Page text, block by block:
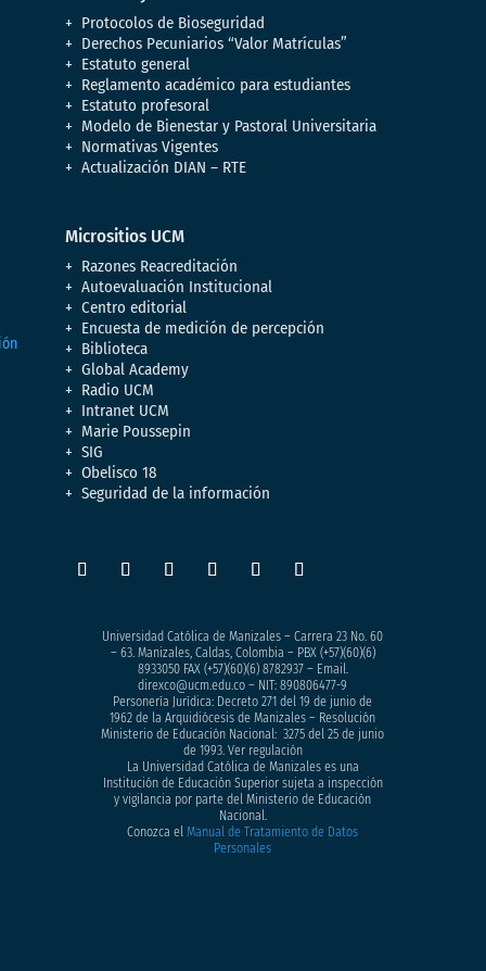
Protocolos de Bioseguridad
Derechos Pecuniarios “Valor Matrículas”
Estatuto general
Reglamento académico para estudiantes
Estatuto profesoral
Modelo de Bienestar y Pastoral Universitaria
Normativas Vigentes
Actualización DIAN – RTE
Micrositios UCM
Razones Reacreditación
Autoevaluación Institucional
Centro editorial
Encuesta de medición de percepción
Biblioteca
Global Academy
Radio UCM
Intranet UCM
Marie Poussepin
SIG
Obelisco 18
Seguridad de la información
Universidad Católica de Manizales – Carrera 23 No. 60
– 63. Manizales, Caldas, Colombia – PBX (+57)(60)(6)
8933050FAX (+57)(60)(6) 8782937 – Email.
direxco@ucm.edu.co – NIT: 890806477-9
Personería Jurídica: Decreto 271 del 19 de junio de
1962 de la Arquidiócesis de Manizales – Resolución
Ministerio de Educación Nacional: 3275 del 25 de junio
de 1993. Ver regulación
La Universidad Católica de Manizales es una
Institución de Educación Superior sujeta a inspección
y vigilancia por parte del Ministerio de Educación
Nacional.
Conozca elManual de Tratamiento de Datos
Personales